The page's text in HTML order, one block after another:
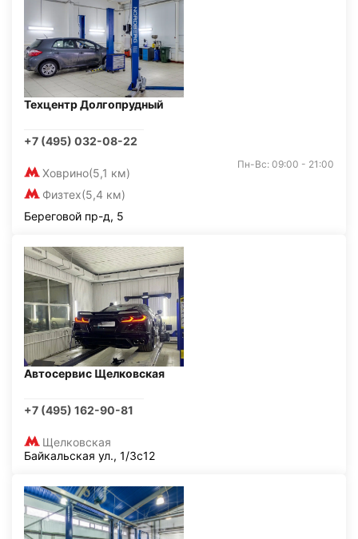
Техцентр Долгопрудный
+7 (495) 032-08-22
Ховрино(5,1 км)
Физтех(5,4 км)
Пн-Вс: 09:00 - 21:00
Береговой пр-д, 5
Автосервис Щелковская
+7 (495) 162-90-81
Щелковская
Байкальская ул., 1/3с12